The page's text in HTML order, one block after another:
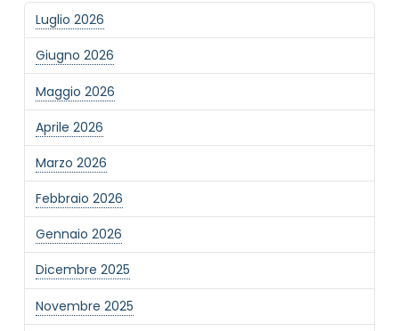
Luglio 2026
Giugno 2026
Maggio 2026
Aprile 2026
Marzo 2026
Febbraio 2026
Gennaio 2026
Dicembre 2025
Novembre 2025